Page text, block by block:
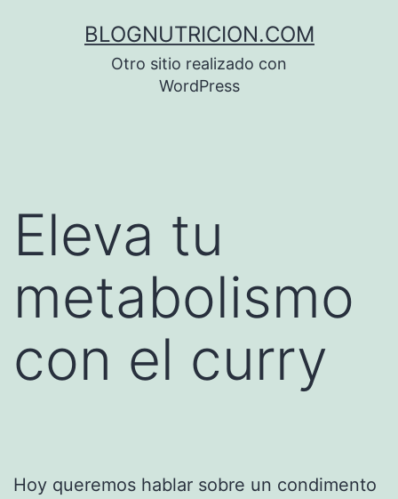
BLOGNUTRICION.COM
Otro sitio realizado con
WordPress
Eleva tu
metabolismo
con el curry
Hoy queremos hablar sobre un condimento